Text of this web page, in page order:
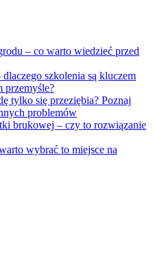
– co warto wiedzieć przed
szkolenia są kluczem
przemyśle?
tylko się przeziębia? Poznaj
problemów
brukowej – czy to rozwiązanie
wybrać to miejsce na